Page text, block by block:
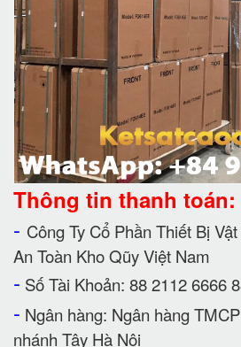
Thông tin thanh toán:
- Công Ty Cổ Phần Thiết Bị
An Toàn Kho Qũy Việt Nam
- Số Tài Khoản: 88 2112 6666
- Ngân hàng: Ngân hàng
nhánh Tây Hà Nội